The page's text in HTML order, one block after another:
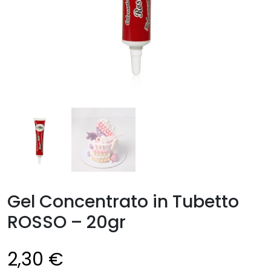
Gel Concentrato in Tubetto
ROSSO – 20gr
2,30 €